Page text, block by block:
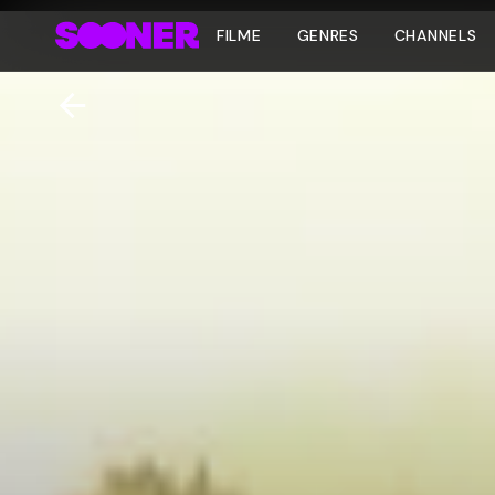
FILME GENRES CHANNELS